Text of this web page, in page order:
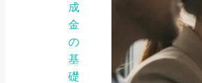
成
金
の
基
礎